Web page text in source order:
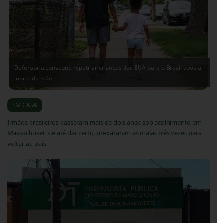
Defensoria consegue repatriar crianças dos EUA para o Brasil após a
morte da mãe
07/08/2026
EM CASA
Irmãos brasileiros passaram mais de dois anos sob acolhimento em
Massachusetts e até dar certo, prepararam as malas três vezes para
voltar ao país